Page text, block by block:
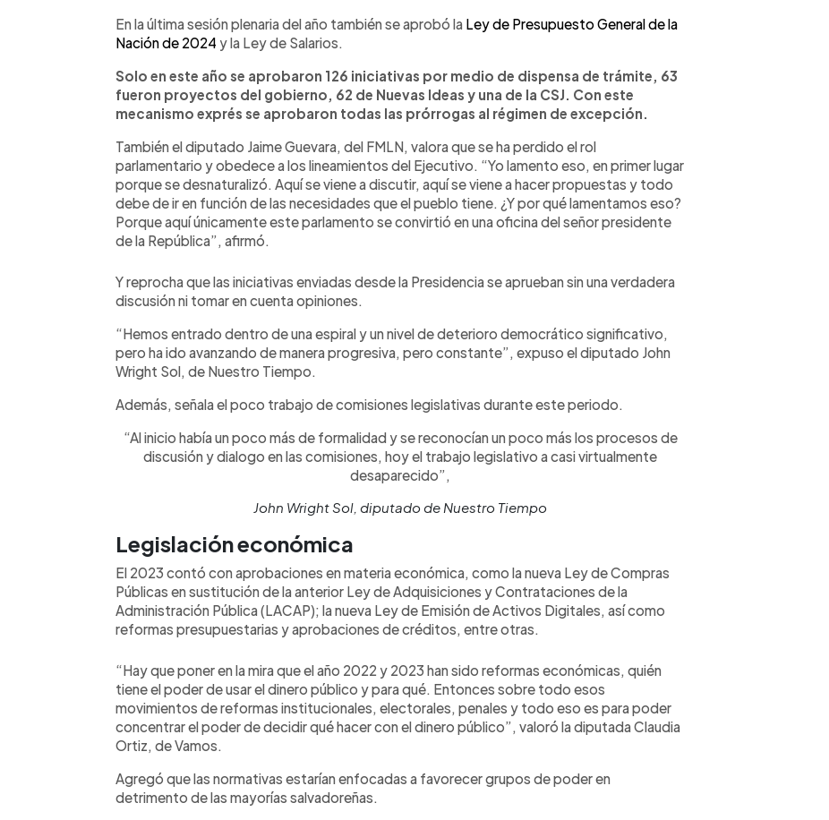
En la última sesión plenaria del año también se aprobó la Ley de Presupuesto General de la
Nación de 2024 y la Ley de Salarios.
Solo en este año se aprobaron 126 iniciativas por medio de dispensa de trámite, 63
fueron proyectos del gobierno, 62 de Nuevas Ideas y una de la CSJ. Con este
mecanismo exprés se aprobaron todas las prórrogas al régimen de excepción.
También el diputado Jaime Guevara, del FMLN, valora que se ha perdido el rol
parlamentario y obedece a los lineamientos del Ejecutivo. “Yo lamento eso, en primer lugar
porque se desnaturalizó. Aquí se viene a discutir, aquí se viene a hacer propuestas y todo
debe de ir en función de las necesidades que el pueblo tiene. ¿Y por qué lamentamos eso?
Porque aquí únicamente este parlamento se convirtió en una oficina del señor presidente
de la República”, afirmó.
Y reprocha que las iniciativas enviadas desde la Presidencia se aprueban sin una verdadera
discusión ni tomar en cuenta opiniones.
“Hemos entrado dentro de una espiral y un nivel de deterioro democrático significativo,
pero ha ido avanzando de manera progresiva, pero constante”, expuso el diputado John
Wright Sol, de Nuestro Tiempo.
Además, señala el poco trabajo de comisiones legislativas durante este periodo.
“Al inicio había un poco más de formalidad y se reconocían un poco más los procesos de
discusión y dialogo en las comisiones, hoy el trabajo legislativo a casi virtualmente
desaparecido”,
John Wright Sol, diputado de Nuestro Tiempo
Legislación económica
El 2023 contó con aprobaciones en materia económica, como la nueva Ley de Compras
Públicas en sustitución de la anterior Ley de Adquisiciones y Contrataciones de la
Administración Pública (LACAP); la nueva Ley de Emisión de Activos Digitales, así como
reformas presupuestarias y aprobaciones de créditos, entre otras.
“Hay que poner en la mira que el año 2022 y 2023 han sido reformas económicas, quién
tiene el poder de usar el dinero público y para qué. Entonces sobre todo esos
movimientos de reformas institucionales, electorales, penales y todo eso es para poder
concentrar el poder de decidir qué hacer con el dinero público”, valoró la diputada Claudia
Ortiz, de Vamos.
Agregó que las normativas estarían enfocadas a favorecer grupos de poder en
detrimento de las mayorías salvadoreñas.